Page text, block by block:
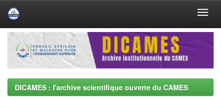
Skip
navigation
DICAMES : l'archive scientifique ouverte du CAMES